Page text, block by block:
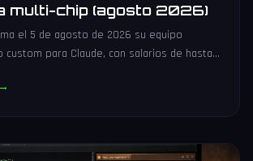
multi-chip (agosto 2026)
el 5 de agosto de 2026 su equipo
custom para Claude, con salarios de hasta
→